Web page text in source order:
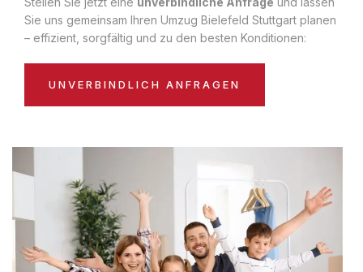
Sie uns gemeinsam Ihren Umzug Bielefeld Stuttgart planen
– effizient, sorgfältig und zu den besten Konditionen:
UNVERBINDLICH ANFRAGEN